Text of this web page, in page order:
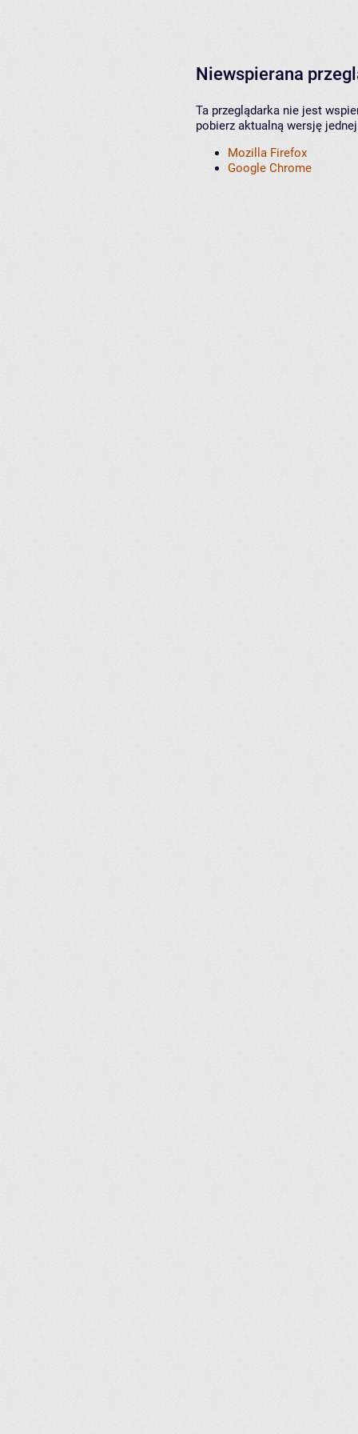
Niewspierana
Ta przeglądarka nie jest
pobierz aktualną wersję
Mozilla Firefox
Google Chrome